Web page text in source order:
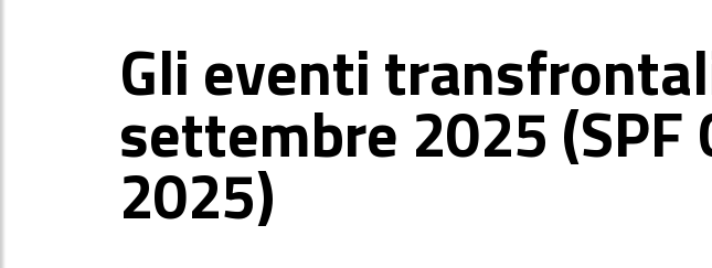
Gli eventi
settembre 2025 (SPF
2025)